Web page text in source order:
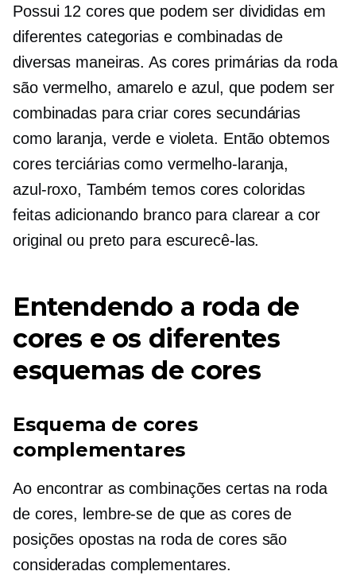
Possui 12 cores que podem ser divididas em
diferentes categorias e combinadas de
diversas maneiras. As cores primárias da roda
são vermelho, amarelo e azul, que podem ser
combinadas para criar cores secundárias
como laranja, verde e violeta. Então obtemos
cores terciárias como vermelho-laranja,
azul-roxo, Também temos cores coloridas
feitas adicionando branco para clarear a cor
original ou preto para escurecê-las.
Entendendo a roda de
cores e os diferentes
esquemas de cores
Esquema de cores
complementares
Ao encontrar as combinações certas na roda
de cores, lembre-se de que as cores de
posições opostas na roda de cores são
consideradas complementares.